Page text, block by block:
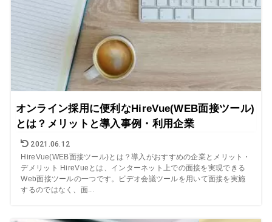
オンライン採用に便利なHireVue(WEB面接ツール)
とは？メリットと導入事例・利用企業
2021.06.12
HireVue(WEB面接ツール)とは？導入がおすすめの企業とメリット・
デメリット HireVueとは、インターネット上での面接を実現できる
Web面接ツールの一つです。ビデオ会議ツールを用いて面接を実施
するのではなく、面...